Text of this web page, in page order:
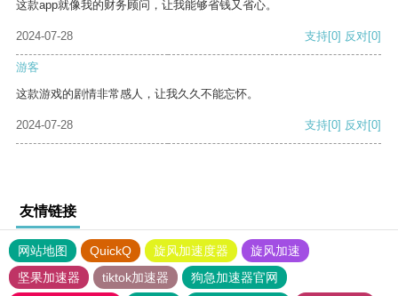
这款app就像我的财务顾问，让我能够省钱又省心。
2024-07-28 支持[0] 反对[0]
游客
这款游戏的剧情非常感人，让我久久不能忘怀。
2024-07-28 支持[0] 反对[0]
友情链接
网站地图 QuickQ 旋风加速度器
旋风加速
坚果加速器
tiktok加速器
狗急加速器官网